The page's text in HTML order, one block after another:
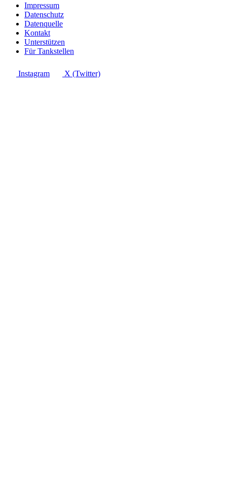
Impressum
Datenschutz
Datenquelle
Kontakt
Unterstützen
Für Tankstellen
Instagram X (Twitter)